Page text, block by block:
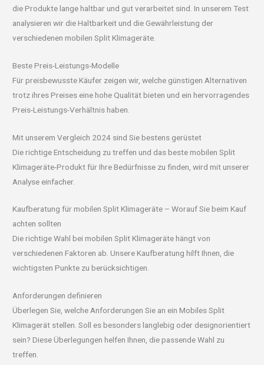
die Produkte lange haltbar und gut verarbeitet sind. In unserem Test
analysieren wir die Haltbarkeit und die Gewährleistung der
verschiedenen mobilen Split Klimageräte.
Beste Preis-Leistungs-Modelle
Für preisbewusste Käufer zeigen wir, welche günstigen Alternativen
trotz ihres Preises eine hohe Qualität bieten und ein hervorragendes
Preis-Leistungs-Verhältnis haben.
Mit unserem Vergleich 2024 sind Sie bestens gerüstet
Die richtige Entscheidung zu treffen und das beste mobilen Split
Klimageräte-Produkt für Ihre Bedürfnisse zu finden, wird mit unserer
Analyse einfacher.
Kaufberatung für mobilen Split Klimageräte – Worauf Sie beim Kauf
achten sollten
Die richtige Wahl bei mobilen Split Klimageräte hängt von
verschiedenen Faktoren ab. Unsere Kaufberatung hilft Ihnen, die
wichtigsten Punkte zu berücksichtigen.
Anforderungen definieren
Überlegen Sie, welche Anforderungen Sie an ein Mobiles Split
Klimagerät stellen. Soll es besonders langlebig oder designorientiert
sein? Diese Überlegungen helfen Ihnen, die passende Wahl zu
treffen.